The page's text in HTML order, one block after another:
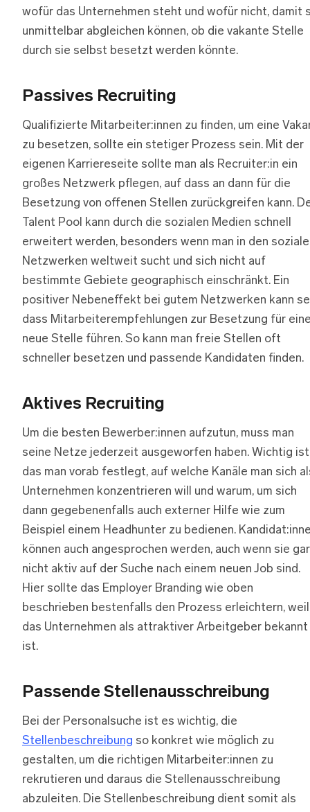
wofür das Unternehmen steht und wofür nicht, damit
unmittelbar abgleichen können, ob die vakante Stelle
durch sie selbst besetzt werden könnte.
Passives Recruiting
Qualifizierte Mitarbeiter:innen zu finden, um eine
zu besetzen, sollte ein stetiger Prozess sein. Mit der
eigenen Karriereseite sollte man als Recruiter:in ein
großes Netzwerk pflegen, auf dass an dann für die
Besetzung von offenen Stellen zurückgreifen kann.
Talent Pool kann durch die sozialen Medien schnell
erweitert werden, besonders wenn man in den
Netzwerken weltweit sucht und sich nicht auf
bestimmte Gebiete geographisch einschränkt. Ein
positiver Nebeneffekt bei gutem Netzwerken kann
dass Mitarbeiterempfehlungen zur Besetzung für
neue Stelle führen. So kann man freie Stellen oft
schneller besetzen und passende Kandidaten finden.
Aktives Recruiting
Um die besten Bewerber:innen aufzutun, muss man
seine Netze jederzeit ausgeworfen haben. Wichtig
das man vorab festlegt, auf welche Kanäle man sich
Unternehmen konzentrieren will und warum, um sich
dann gegebenenfalls auch externer Hilfe wie zum
Beispiel einem Headhunter zu bedienen.
können auch angesprochen werden, auch wenn sie gar
nicht aktiv auf der Suche nach einem neuen Job sind.
Hier sollte das Employer Branding wie oben
beschrieben bestenfalls den Prozess erleichtern, weil
das Unternehmen als attraktiver Arbeitgeber bekannt
ist.
Passende Stellenausschreibung
Bei der Personalsuche ist es wichtig, die
Stellenbeschreibung so konkret wie möglich zu
gestalten, um die richtigen Mitarbeiter:innen zu
rekrutieren und daraus die Stellenausschreibung
abzuleiten. Die Stellenbeschreibung dient somit als